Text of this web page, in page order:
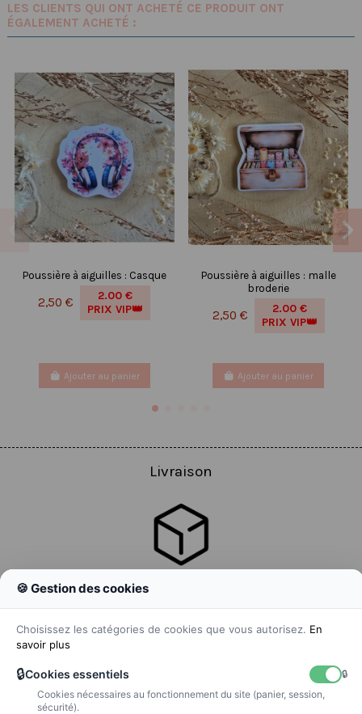
LES CLIENTS QUI ONT ACHETÉ CE PRODUIT ONT
ÉGALEMENT ACHETÉ :
Poussière à aiguilles : Casque
2,50 €
2.00 €
PRIX VIP👑
Ajouter au panier
Poussière à aiguilles : malle
broderie
2,50 €
2.00 €
PRIX VIP👑
Ajouter au panier
Livraison
La poste
🍪 Gestion des cookies
Choisissez les catégories de cookies que vous autorisez. En
savoir plus
🔒Cookies essentiels
🔒
Cookies nécessaires au fonctionnement du site (panier, session,
sécurité).